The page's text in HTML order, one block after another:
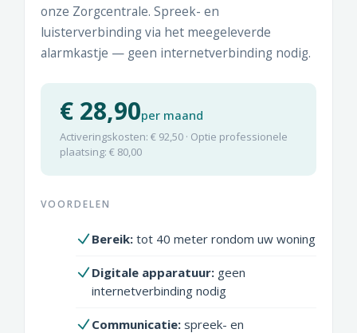
onze Zorgcentrale. Spreek- en
luisterverbinding via het meegeleverde
alarmkastje — geen internetverbinding nodig.
€ 28,90per maand
Activeringskosten: € 92,50 · Optie professionele
plaatsing: € 80,00
VOORDELEN
Bereik:tot 40 meter rondom uw woning
Digitale apparatuur:geen
internetverbinding nodig
Communicatie:spreek- en